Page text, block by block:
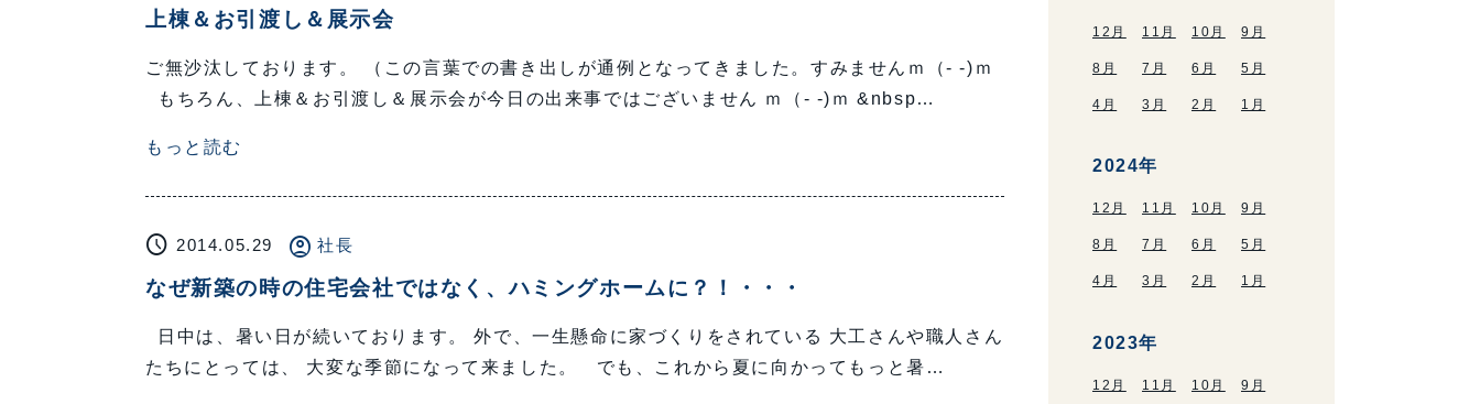
上棟＆お引渡し＆展示会
ご無沙汰しております。 （この言葉での書き出しが通例となってきました。すみませんｍ（- -)ｍ
もちろん、上棟＆お引渡し＆展示会が今日の出来事ではございません ｍ（- -)ｍ &nbsp…
もっと読む
schedule 2014.05.29 account_circle 社長
なぜ新築の時の住宅会社ではなく、ハミングホームに？！・・・
日中は、暑い日が続いております。 外で、一生懸命に家づくりをされている 大工さんや職人さん
たちにとっては、 大変な季節になって来ました。 でも、これから夏に向かってもっと暑…
12月 11月 10月 9月
8月 7月 6月 5月
4月 3月 2月 1月
2024年
12月 11月 10月 9月
8月 7月 6月 5月
4月 3月 2月 1月
2023年
12月 11月 10月 9月